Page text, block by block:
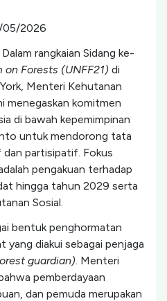
05/2026
rangkaian Sidang ke-
Forests (UNFF21) di
Menteri Kehutanan
menegaskan komitmen
di bawah kepemimpinan
untuk mendorong tata
dan partisipatif. Fokus
pengakuan terhadap
hingga tahun 2029 serta
Sosial.
bentuk penghormatan
yang diakui sebagai penjaga
guardian) . Menteri
pemberdayaan
dan pemuda merupakan